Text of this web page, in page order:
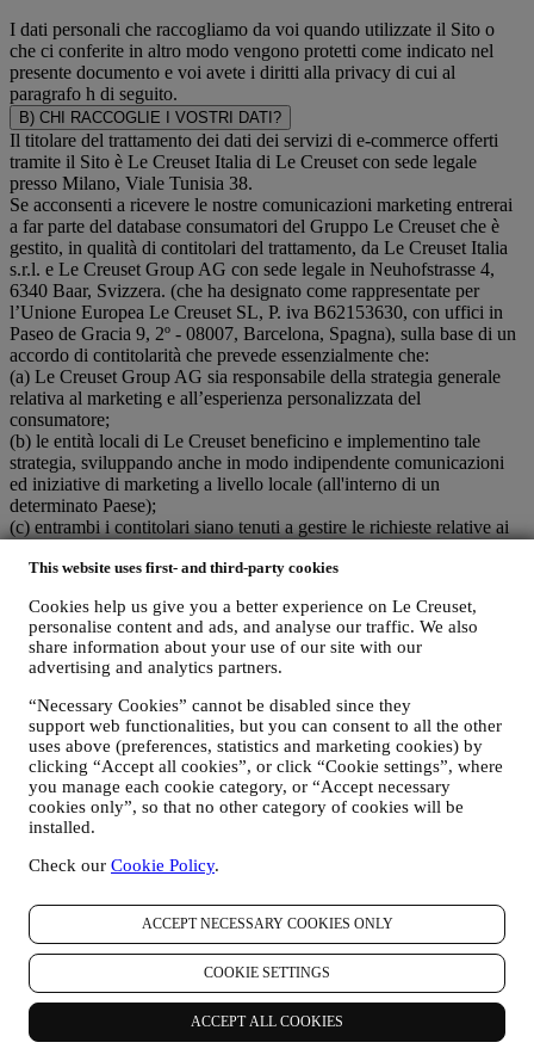
This website uses first- and third-party cookies
Cookies help us give you a better experience on Le Creuset,
personalise content and ads, and analyse our traffic. We also
share information about your use of our site with our
advertising and analytics partners.
“Necessary Cookies” cannot be disabled since they
support web functionalities, but you can consent to all the other
uses above (preferences, statistics and marketing cookies) by
clicking “Accept all cookies”, or click “Cookie settings”, where
you manage each cookie category, or “Accept necessary
cookies only”, so that no other category of cookies will be
installed.
Check our Cookie Policy.
ACCEPT NECESSARY COOKIES ONLY
COOKIE SETTINGS
ACCEPT ALL COOKIES
I dati personali che raccogliamo da voi quando utilizzate il Sito o
che ci conferite in altro modo vengono protetti come indicato nel
presente documento e voi avete i diritti alla privacy di cui al
paragrafo h di seguito.
B) CHI RACCOGLIE I VOSTRI DATI?
Il titolare del trattamento dei dati dei servizi di e-commerce offerti
tramite il Sito è Le Creuset Italia di Le Creuset con sede legale
presso Milano, Viale Tunisia 38.
Se acconsenti a ricevere le nostre comunicazioni marketing entrerai
a far parte del database consumatori del Gruppo Le Creuset che è
gestito, in qualità di contitolari del trattamento, da Le Creuset Italia
s.r.l. e Le Creuset Group AG con sede legale in Neuhofstrasse 4,
6340 Baar, Svizzera. (che ha designato come rappresentate per
l’Unione Europea Le Creuset SL, P. iva B62153630, con uffici in
Paseo de Gracia 9, 2º - 08007, Barcelona, Spagna), sulla base di un
accordo di contitolarità che prevede essenzialmente che:
(a) Le Creuset Group AG sia responsabile della strategia generale
relativa al marketing e all’esperienza personalizzata del
consumatore;
(b) le entità locali di Le Creuset beneficino e implementino tale
strategia, sviluppando anche in modo indipendente comunicazioni
ed iniziative di marketing a livello locale (all'interno di un
determinato Paese);
(c) entrambi i contitolari siano tenuti a gestire le richieste relative ai
C) PERCHÉ RACCOGLIAMO I VOSTRI DATI?
i. PER ADEMPIERE A NOSTRI OBBLIGHI LEGALI
Potremmo essere tenuti a trattare alcuni dati che vi riguardano
per adempiere a nostri obblighi legali e ad altri obblighi
derivanti da istruzioni ricevute da parte di autorità.
ii. PER CREARE UN NUOVO ACCOUNT LE CREUSET
Utilizzeremo i vostri dati per creare un account Le Creuset
che vi darà accesso a una serie di vantaggi riservati agli utenti
registrati per usufruire al meglio dei nostri servizi, quali, un
spedizione, visualizzare e monitorare ordini. Tale attività di
iii. PER GESTIRE VOSTRI ORDINI E FORNIRVI
NOSTRI PRODOTTI, SERVIZI E ASSISTENZA
Utilizzeremo i vostri dati per gestire il rapporto contrattuale
con voi, i vostri acquisti di prodotti sul Sito e/o nei nostri
negozi Le Creuset, il vostro utilizzo del Sito, qualsiasi